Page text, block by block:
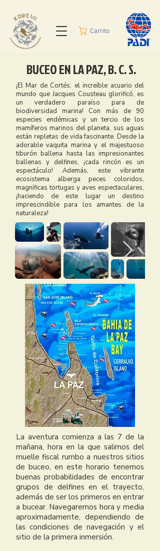
Carrito
BUCEO EN LA PAZ, B. C. S.
¡El Mar de Cortés, el increíble acuario del
mundo que Jacques Cousteau glorificó, es
un verdadero paraíso para de
biodiversidad marina! Con más de 90
especies endémicas y un tercio de los
mamíferos marinos del planeta, sus aguas
están repletas de vida fascinante. Desde la
adorable vaquita marina y el majestuoso
tiburón ballena hasta las impresionantes
ballenas y delfines, ¡cada rincón es un
espectáculo! Además, este vibrante
ecosistema alberga peces coloridos,
magníficas tortugas y aves espectaculares,
¡haciendo de este lugar un destino
imprescindible para los amantes de la
naturaleza!
La aventura comienza a las 7 de la
mañana, hora en la que salimos del
muelle fiscal rumbo a nuestros sitios
de buceo, en este horario tenemos
buenas probabilidades de encontrar
grupos de delfines en el trayecto,
además de ser los primeros en entrar
a bucear. Navegaremos hora y media
aproximadamente, dependiendo de
las condiciones de navegación y el
sitio de la primera inmersión.